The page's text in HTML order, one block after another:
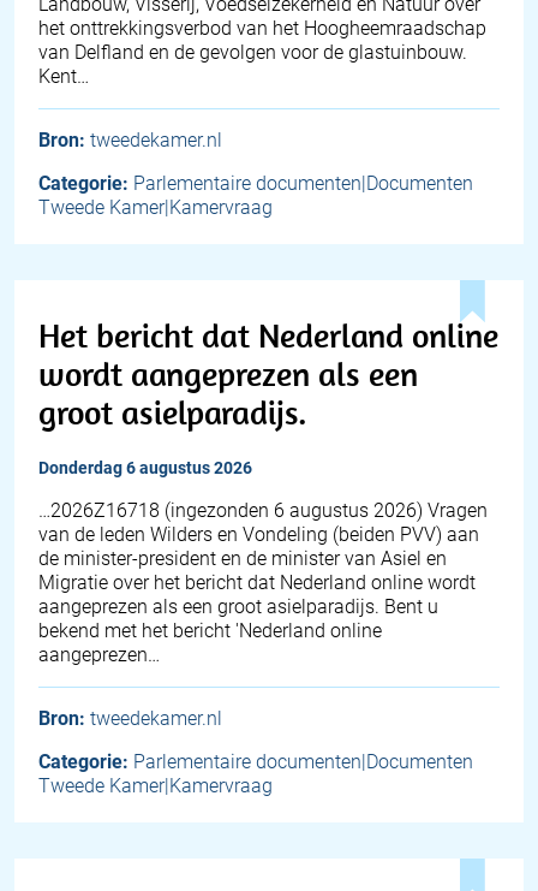
het onttrekkingsverbod van het Hoogheemraadschap
van Delfland en de gevolgen voor de glastuinbouw.
Kent…
Bron: tweedekamer.nl
Categorie: Parlementaire documenten|Documenten
Tweede Kamer|Kamervraag
Het bericht dat Nederland online
wordt aangeprezen als een
groot asielparadijs.
donderdag 6 augustus 2026
… 2026Z16718 (ingezonden 6 augustus 2026) Vragen
van de leden Wilders en Vondeling (beiden PVV) aan
de minister-president en de minister van Asiel en
Migratie over het bericht dat Nederland online wordt
aangeprezen als een groot asielparadijs. Bent u
bekend met het bericht 'Nederland online
aangeprezen…
Bron: tweedekamer.nl
Categorie: Parlementaire documenten|Documenten
Tweede Kamer|Kamervraag